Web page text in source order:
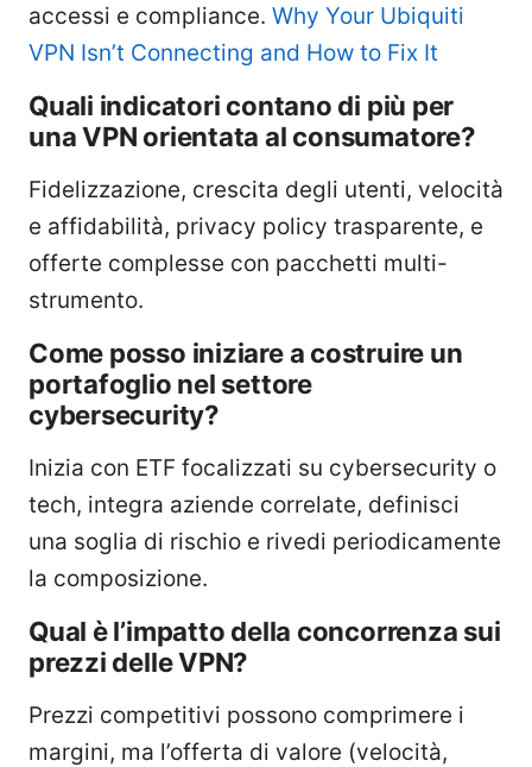
accessi e compliance. Why Your Ubiquiti
VPN Isn’t Connecting and How to Fix It
Quali indicatori contano di più per
una VPN orientata al consumatore?
Fidelizzazione, crescita degli utenti, velocità
e affidabilità, privacy policy trasparente, e
offerte complesse con pacchetti multi-
strumento.
Come posso iniziare a costruire un
portafoglio nel settore
cybersecurity?
Inizia con ETF focalizzati su cybersecurity o
tech, integra aziende correlate, definisci
una soglia di rischio e rivedi periodicamente
la composizione.
Qual è l’impatto della concorrenza sui
prezzi delle VPN?
Prezzi competitivi possono comprimere i
margini, ma l’offerta di valore (velocità,